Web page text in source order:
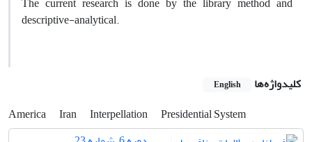
descriptive-analytical.
کلیدواژه‌ها English
America Iran Interpellation
Presidential System